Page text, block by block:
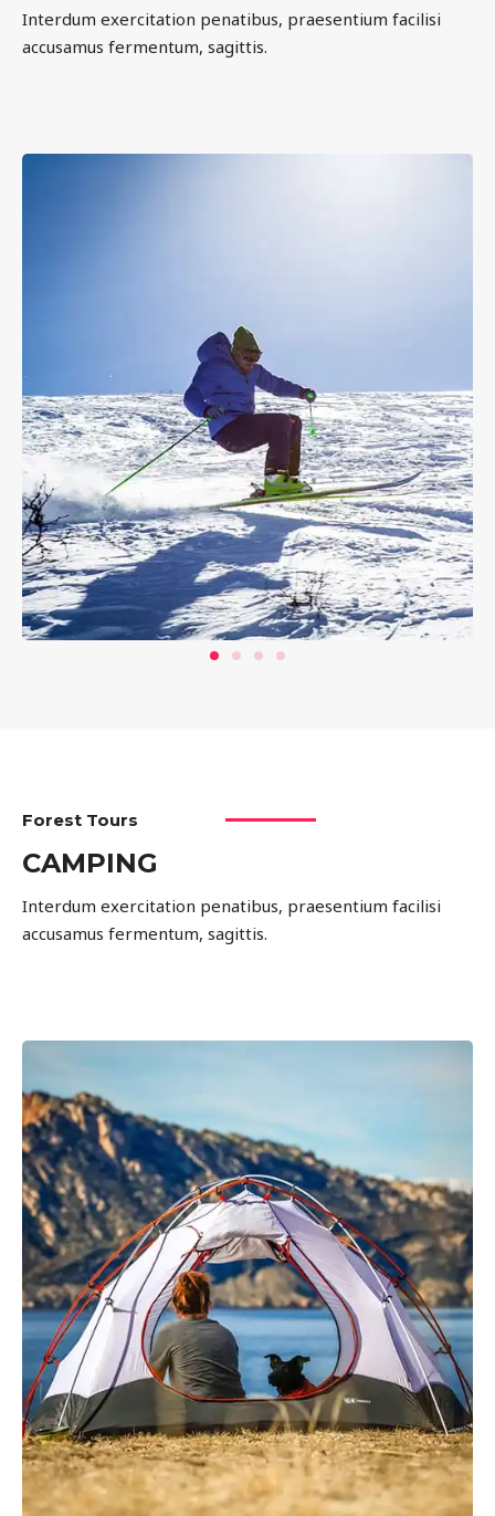
Interdum exercitation penatibus, praesentium facilisi
accusamus fermentum, sagittis.
Forest Tours
CAMPING
Interdum exercitation penatibus, praesentium facilisi
accusamus fermentum, sagittis.